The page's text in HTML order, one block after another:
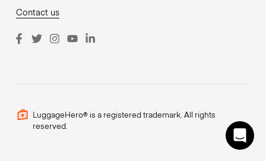
Contact us
LuggageHero® is a registered trademark. All rights
reserved.